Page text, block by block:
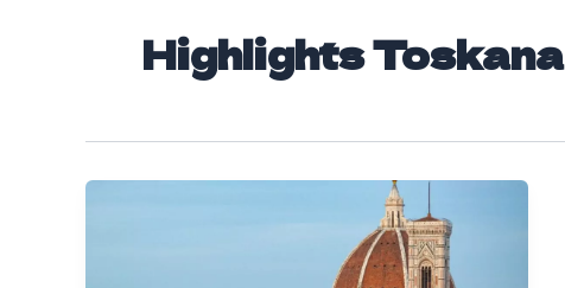
Highlights Toskana